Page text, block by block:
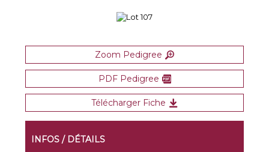
Zoom Pedigree
PDF Pedigree
Télécharger Fiche
INFOS / DÉTAILS